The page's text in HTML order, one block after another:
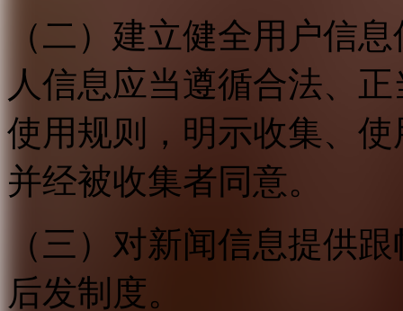
（二）建立健全用户信
人信息应当遵循合法、
使用规则，明示收集、
并经被收集者同意。
（三）对新闻信息提供
后发制度。